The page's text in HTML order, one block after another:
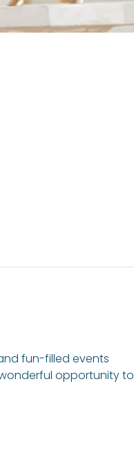
fun-filled events
opportunity to